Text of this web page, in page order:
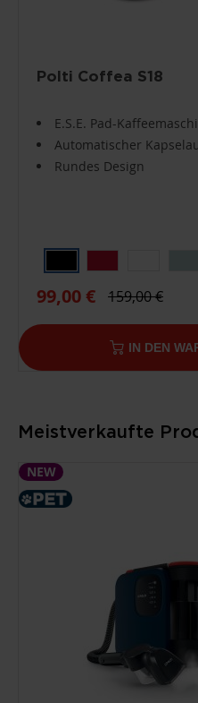
Polti Coffea S18
E.S.E. Pad-
Automatischer
Rundes Design
99,00 € 159,00 €
IN DEN
Meistverkaufte
NEW